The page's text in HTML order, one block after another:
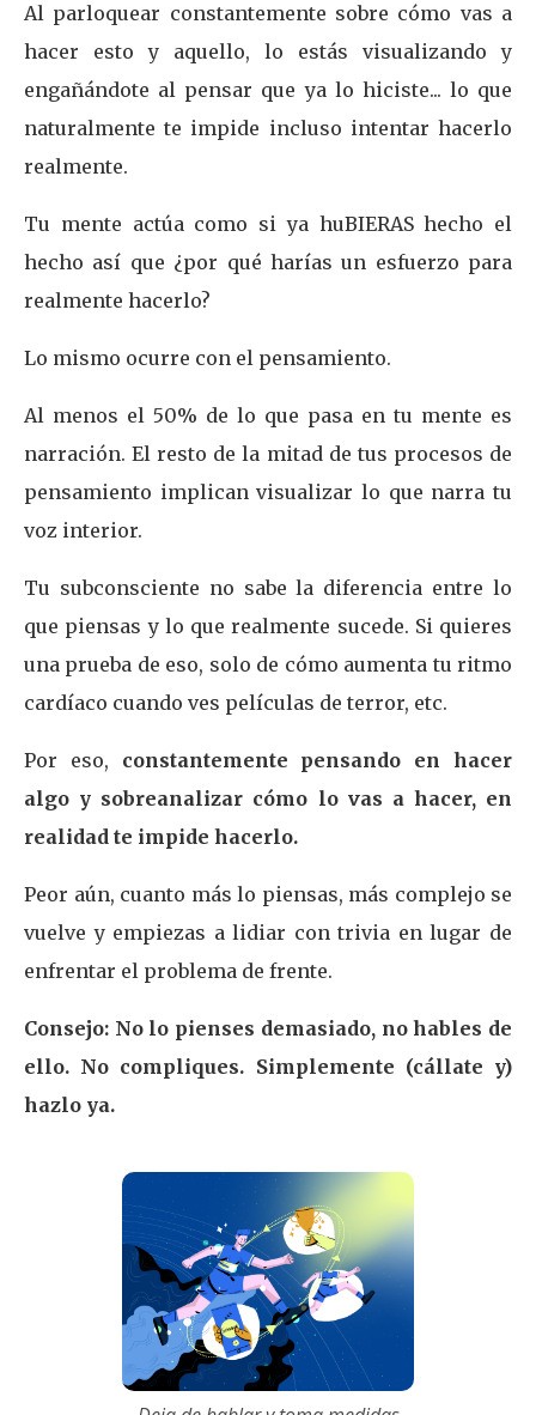
Al parloquear constantemente sobre cómo vas a
hacer esto y aquello, lo estás visualizando y
engañándote al pensar que ya lo hiciste... lo que
naturalmente te impide incluso intentar hacerlo
realmente.
Tu mente actúa como si ya huBIERAS hecho el
hecho así que ¿por qué harías un esfuerzo para
realmente hacerlo?
Lo mismo ocurre con el pensamiento.
Al menos el 50% de lo que pasa en tu mente es
narración. El resto de la mitad de tus procesos de
pensamiento implican visualizar lo que narra tu
voz interior.
Tu subconsciente no sabe la diferencia entre lo
que piensas y lo que realmente sucede. Si quieres
una prueba de eso, solo de cómo aumenta tu ritmo
cardíaco cuando ves películas de terror, etc.
Por eso, constantemente pensando en hacer
algo y sobreanalizar cómo lo vas a hacer, en
realidad te impide hacerlo.
Peor aún, cuanto más lo piensas, más complejo se
vuelve y empiezas a lidiar con trivia en lugar de
enfrentar el problema de frente.
Consejo: No lo pienses demasiado, no hables de
ello. No compliques. Simplemente (cállate y)
hazlo ya.